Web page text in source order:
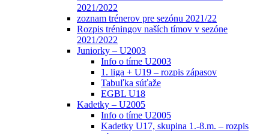
2021/2022
zoznam trénerov pre sezónu 2021/22
Rozpis tréningov naších tímov v sezóne
2021/2022
Juniorky – U2003
Info o tíme U2003
1. liga + U19 – rozpis zápasov
Tabuľka súťaže
EGBL U18
Kadetky – U2005
Info o tíme U2005
Kadetky U17, skupina 1.-8.m. – rozpis